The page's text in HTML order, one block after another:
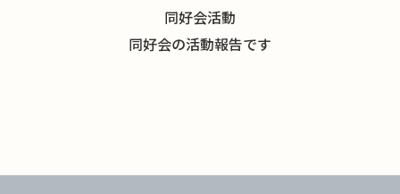
同好会活動
同好会の活動報告です